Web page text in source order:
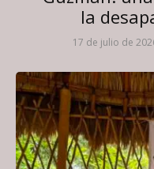
la
17 de julio de